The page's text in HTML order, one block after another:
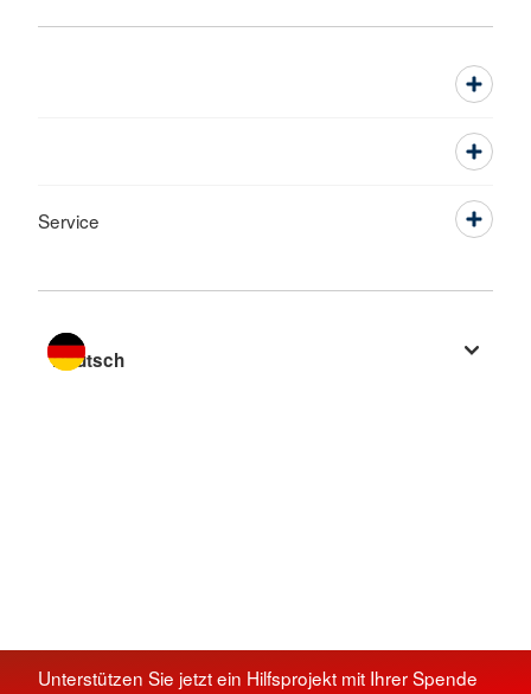
Unterstützen Sie jetzt ein Hilfsprojekt mit Ihrer Spende
Service
Sprache wechseln zu